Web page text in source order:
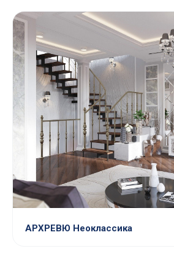
АРХРЕВЮ Неоклассика